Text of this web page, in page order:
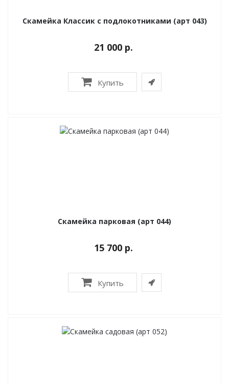
Скамейка Классик с подлокотниками (арт 043)
21 000 р.
Купить
Скамейка парковая (арт 044)
15 700 р.
Купить